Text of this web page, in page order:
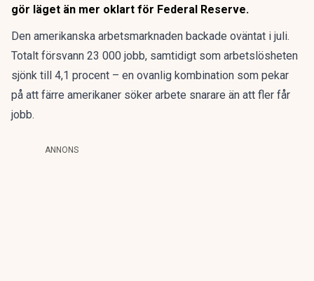
gör läget än mer oklart för Federal Reserve.
Den amerikanska arbetsmarknaden backade oväntat i juli.
Totalt försvann 23 000 jobb, samtidigt som arbetslösheten
sjönk till 4,1 procent – en ovanlig kombination som pekar
på att färre amerikaner söker arbete snarare än att fler får
jobb.
ANNONS